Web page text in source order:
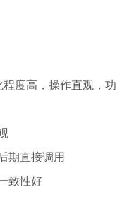
度高，操作直观，功
期直接调用
致性好